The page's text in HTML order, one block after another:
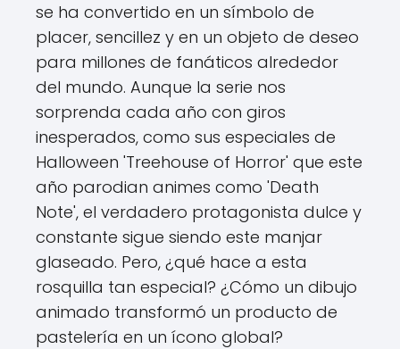
se ha convertido en un símbolo de
placer, sencillez y en un objeto de deseo
para millones de fanáticos alrededor
del mundo. Aunque la serie nos
sorprenda cada año con giros
inesperados, como sus especiales de
Halloween 'Treehouse of Horror' que este
año parodian animes como 'Death
Note', el verdadero protagonista dulce y
constante sigue siendo este manjar
glaseado. Pero, ¿qué hace a esta
rosquilla tan especial? ¿Cómo un dibujo
animado transformó un producto de
pastelería en un ícono global?